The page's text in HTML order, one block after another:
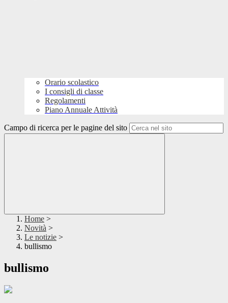
Orario scolastico
I consigli di classe
Regolamenti
Piano Annuale Attività
Campo di ricerca per le pagine del sito
Home >
Novità >
Le notizie >
bullismo
bullismo